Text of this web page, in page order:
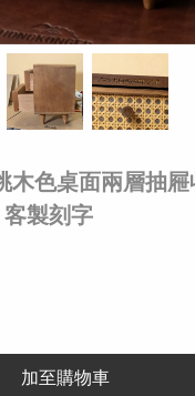
木色桌面兩層抽屜
製刻字
加至購物車